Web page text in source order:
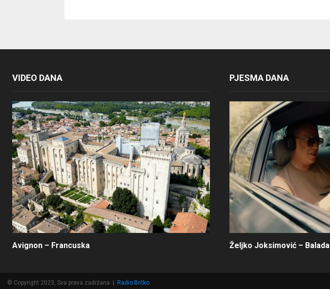
VIDEO DANA
Avignon – Francuska
PJESMA DANA
Željko Joksimović – Balada
© Copyright 2023, Sva prava zadržana Radio Brčko